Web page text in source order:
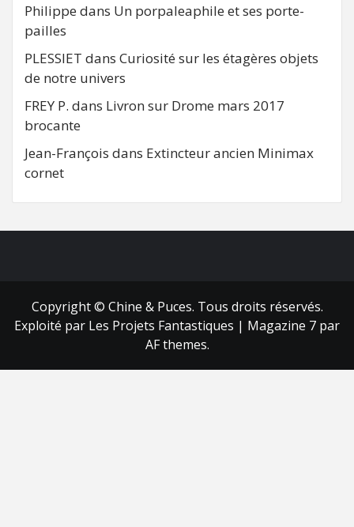
Philippe dans Un porpaleaphile et ses porte-
pailles
PLESSIET dans Curiosité sur les étagères objets
de notre univers
FREY P. dans Livron sur Drome mars 2017
brocante
Jean-François dans Extincteur ancien Minimax
cornet
Copyright © Chine & Puces. Tous droits réservés.
Exploité par Les Projets Fantastiques | Magazine 7 par
AF themes.